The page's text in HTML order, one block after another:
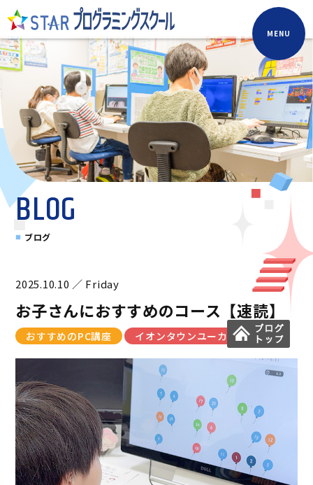
MENU
BLOG
ブログ
2025.10.10 ／ Friday
お子さんにおすすめのコース【速読】
おすすめのPC講座 イオンタウンユーカリが丘教室